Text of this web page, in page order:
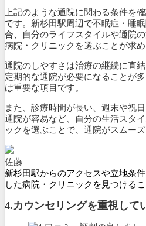
上記のような通院に関わる条件を
です。新杉田駅周辺で不眠症・睡
合、自分のライフスタイルや通院
病院・クリニックを選ぶことが求め
通院のしやすさは治療の継続に直結
定期的な通院が必要になることが
は重要な項目です。
また、診療時間が長い、週末や祝
通院が容易など、自分の生活スタ
ックを選ぶことで、通院がスムー
佐藤
新杉田駅からのアクセスや立地条
した病院・クリニックを見つける
4.カウンセリングを重視して